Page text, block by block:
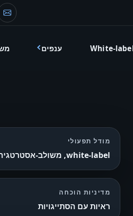
White- ענפים
מודל תפעולי
white-label, משולב-אסטרטגיה או בהובלת מומחה
מדיניות הוכחה
ראיות עם הסתייגויות